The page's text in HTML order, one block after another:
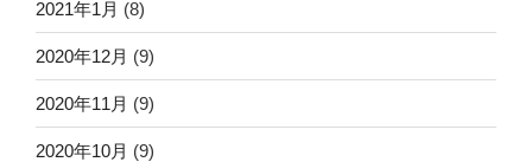
2021年1月 (8)
2020年12月 (9)
2020年11月 (9)
2020年10月 (9)